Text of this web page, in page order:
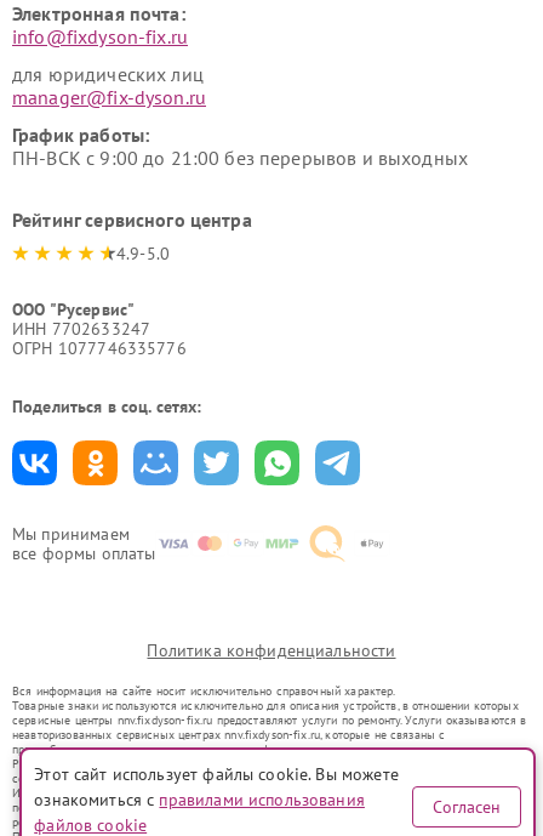
Мы принимаем
все формы оплаты
Электронная почта:
info@fixdyson-fix.ru
для юридических лиц
manager@fix-dyson.ru
График работы:
ПН-ВСК с 9:00 до 21:00 без перерывов и выходных
Рейтинг сервисного центра
4.9-5.0
ООО "Русервис"
ИНН 7702633247
ОГРН 1077746335776
Поделиться в соц. сетях:
Политика конфиденциальности
Вся информация на сайте носит исключительно справочный характер.
Товарные знаки используются исключительно для описания устройств, в отношении которых
сервисные центры nnv.fixdyson-fix.ru предоставляют услуги по ремонту. Услуги оказываются в
неавторизованных сервисных центрах nnv.fixdyson-fix.ru, которые не связаны с
правообладателями товарных знаков или их официальными представителями.
Ремонт осуществляется для устройств, уже введенных в гражданский оборот в соответствии
со статьей 1487 ГК РФ.
Использование товарных знаков не преследует цели индивидуализации услуг или введения
потребителей в заблуждение, а служит для информирования о предоставляемых услугах по
ремонту техники указанных брендов.
Этот сайт использует файлы cookie. Вы можете
ознакомиться с правилами использования
файлов cookie
Согласен